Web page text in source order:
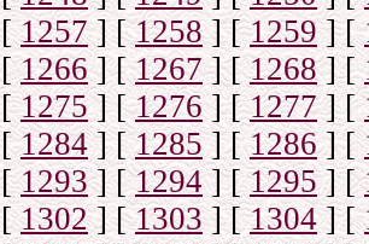
[1257] [1258] [1259] [
[1266] [1267] [1268] [
[1275] [1276 ] [1277] [
[1284] [1285] [1286] [
[1293] [1294] [1295] [
[1302] [1303] [1304] [